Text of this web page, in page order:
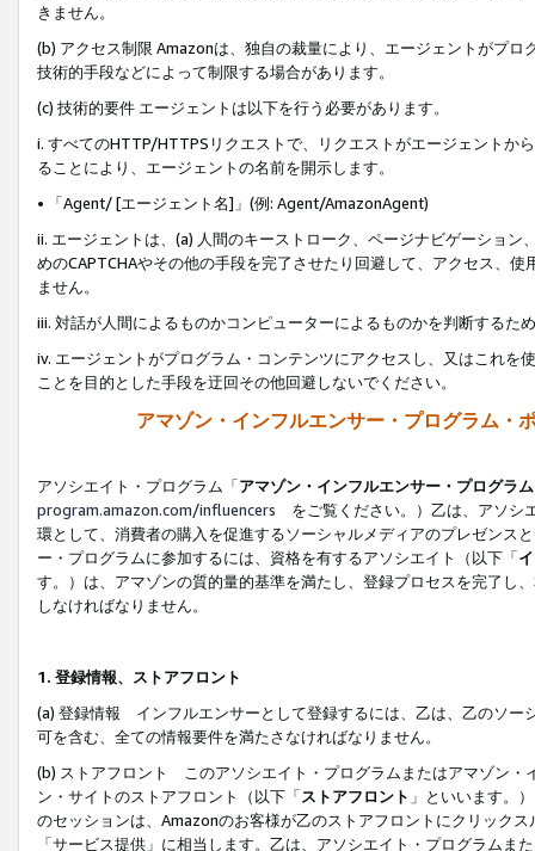
きません。
(b) アクセス制限 Amazonは、独自の裁量により、エージェントがプ
技術的手段などによって制限する場合があります。
(c) 技術的要件 エージェントは以下を行う必要があります。
i. すべてのHTTP/HTTPSリクエストで、リクエストがエージェントか
ることにより、エージェントの名前を開示します。
• 「Agent/ [エージェント名]」(例: Agent/AmazonAgent)
ii. エージェントは、(a) 人間のキーストローク、ページナビゲーショ
めのCAPTCHAやその他の手段を完了させたり回避して、アクセス、
ません。
iii. 対話が人間によるものかコンピューターによるものかを判断するた
iv. エージェントがプログラム・コンテンツにアクセスし、又はこれ
ことを目的とした手段を迂回その他回避しないでください。
アマゾン・インフルエンサー・プログラム・
アソシエイト・プログラム「アマゾン・インフルエンサー・プログラム
program.amazon.com/influencers をご覧ください。）乙は、アソシ
環として、消費者の購入を促進するソーシャルメディアのプレゼンス
ー・プログラムに参加するには、資格を有するアソシエイト（以下「
す。）は、アマゾンの質的量的基準を満たし、登録プロセスを完了し、
しなければなりません。
1. 登録情報、ストアフロント
(a) 登録情報 インフルエンサーとして登録するには、乙は、乙のソー
可を含む、全ての情報要件を満たさなければなりません。
(b) ストアフロント このアソシエイト・プログラムまたはアマゾン・
ン・サイトのストアフロント（以下「ストアフロント 」といいます。
のセッションは、Amazonのお客様が乙のストアフロントにクリック
「サービス提供」に相当します。乙は、アソシエイト・プログラム